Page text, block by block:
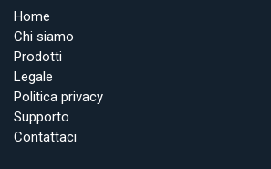
Home
Chi siamo
Prodotti
Legale
Politica privacy
Supporto
Contattaci